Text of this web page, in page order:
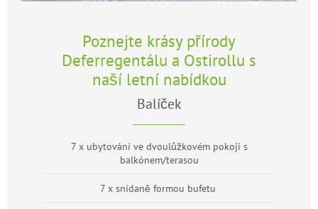
Poznejte krásy přírody
Deferregentálu a Ostirollu s
naší letní nabídkou
Balíček
7 x ubytování ve dvoulůžkovém pokoji s
balkónem/terasou
7 x snídaně formou bufetu